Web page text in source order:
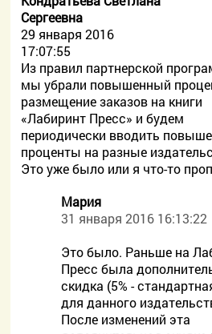
Сергеевна
29 января 2016
17:07:55
Из правил партнерской
мы убрали повышенный
размещение заказов на книги
«Лабиринт Пресс» и будем
периодически вводить
проценты на разные
Это уже было или я что-то
Мария
31 января 2016 16:13:22
Это было. Раньше на
Пресс была
скидка (5% -
для данного
После изменений эта